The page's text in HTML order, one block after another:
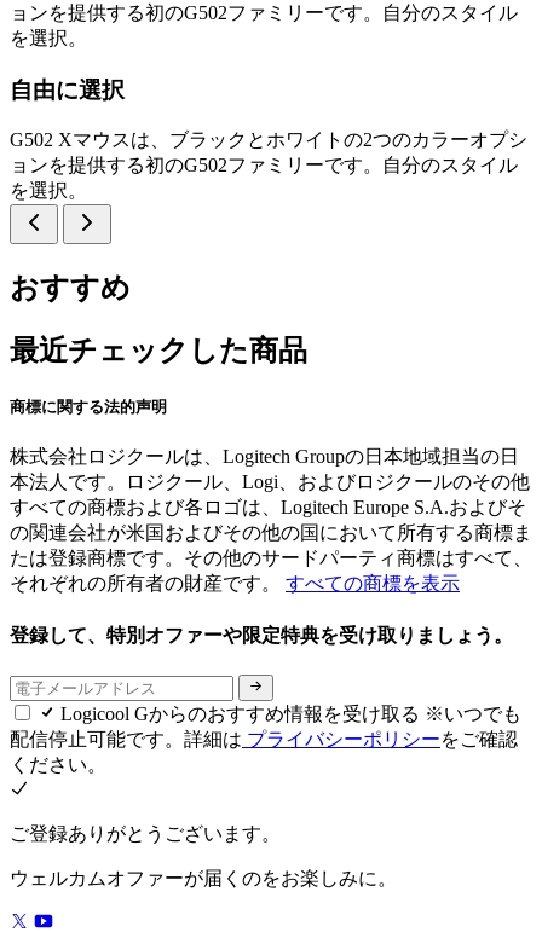
ョンを提供する初のG502ファミリーです。自分のスタイル
を選択。
自由に選択
G502 Xマウスは、ブラックとホワイトの2つのカラーオプシ
ョンを提供する初のG502ファミリーです。自分のスタイル
を選択。
おすすめ
最近チェックした商品
商標に関する法的声明
株式会社ロジクールは、Logitech Groupの日本地域担当の日
本法人です。ロジクール、Logi、およびロジクールのその他
すべての商標および各ロゴは、Logitech Europe S.A.およびそ
の関連会社が米国およびその他の国において所有する商標ま
たは登録商標です。その他のサードパーティ商標はすべて、
それぞれの所有者の財産です。 すべての商標を表示
登録して、特別オファーや限定特典を受け取りましょう。
Logicool Gからのおすすめ情報を受け取る ※いつでも
配信停止可能です。詳細は プライバシーポリシーをご確認
ください。
ご登録ありがとうございます。
ウェルカムオファーが届くのをお楽しみに。